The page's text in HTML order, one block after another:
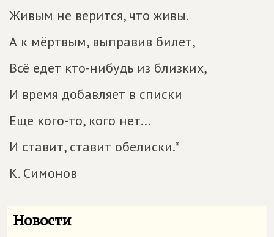
Живым не верится, что живы.
А к мёртвым, выправив билет,
Всё едет кто-нибудь из близких,
И время добавляет в списки
Еще кого-то, кого нет...
И ставит, ставит обелиски.*
К. Симонов
Новости